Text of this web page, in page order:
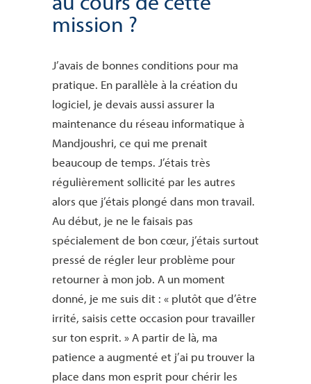
mission ?
J’avais de bonnes conditions pour ma
pratique. En parallèle à la création du
logiciel, je devais aussi assurer la
maintenance du réseau informatique à
Mandjoushri, ce qui me prenait
beaucoup de temps. J’étais très
régulièrement sollicité par les autres
alors que j’étais plongé dans mon travail.
Au début, je ne le faisais pas
spécialement de bon cœur, j’étais surtout
pressé de régler leur problème pour
retourner à mon job. A un moment
donné, je me suis dit : « plutôt que d’être
irrité, saisis cette occasion pour travailler
sur ton esprit. » A partir de là, ma
patience a augmenté et j’ai pu trouver la
place dans mon esprit pour chérir les